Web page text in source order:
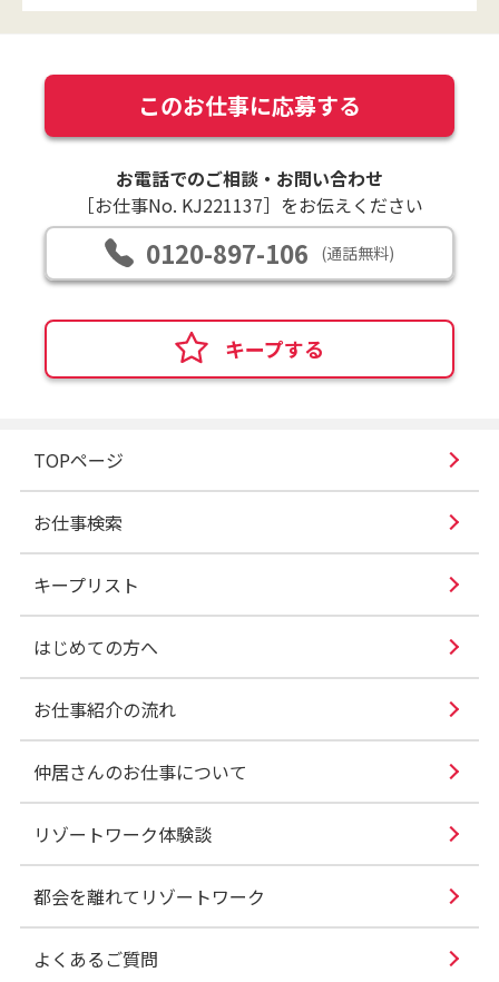
このお仕事に応募する
お電話でのご相談・お問い合わせ
［お仕事No. KJ221137］をお伝えください
0120-897-106 (通話無料)
キープする
TOPページ
お仕事検索
キープリスト
はじめての方へ
お仕事紹介の流れ
仲居さんのお仕事について
リゾートワーク体験談
都会を離れてリゾートワーク
よくあるご質問